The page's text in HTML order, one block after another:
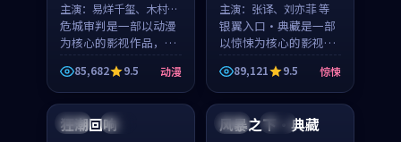
主演： 易烊千玺、木村拓
哉 等
危城审判是一部以动漫
为核心的影视作品，围
绕危机、反转与人物成
长展开，整体节奏紧
凑，值得推荐观看。
85,682 9.5 动漫
主演： 张译、刘亦菲 等
银翼入口·典藏是一部
以惊悚为核心的影视作
品，围绕危机、反转与
人物成长展开，整体节
奏紧凑，值得推荐观
看。
89,121 9.5 惊悚
泰国 杜比
狂潮回响 中国 杜比
风暴之下·典藏